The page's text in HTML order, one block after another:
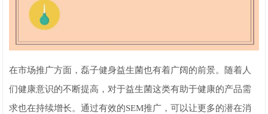
在市场推广方面，磊子健身益生菌也有着广阔的前景。随着人
们健康意识的不断提高，对于益生菌这类有助于健康的产品需
求也在持续增长。通过有效的SEM推广，可以让更多的潜在消